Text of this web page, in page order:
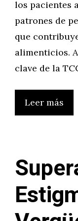
los pacientes
patrones de
que
alimenticios.
clave de la
Leer más